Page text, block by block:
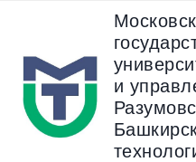
содержанию
и